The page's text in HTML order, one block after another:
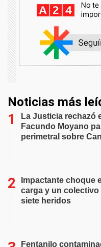
Noticias más
La Justicia rechazó
Facundo Moyano
perimetral sobre
Impactante choque
carga y un colectivo
siete heridos
Fentanilo